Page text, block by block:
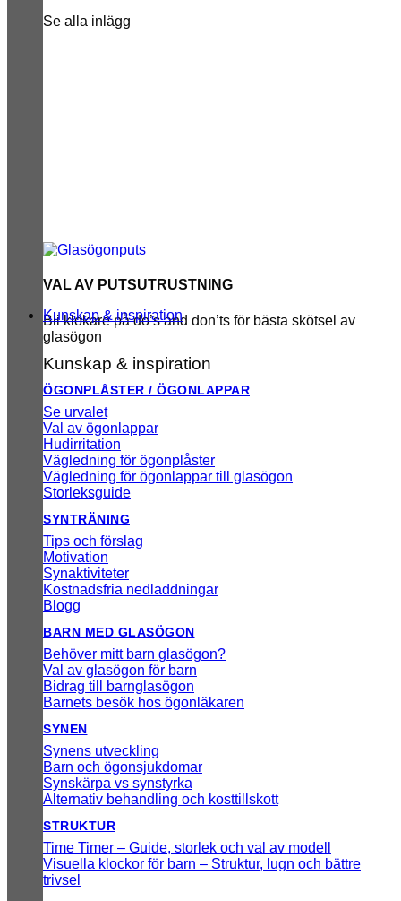
Se alla inlägg
VAL AV PUTSUTRUSTNING
Bli klokare på do’s and don’ts för bästa skötsel av
glasögon
Kunskap & inspiration
Kunskap & inspiration
ÖGONPLÅSTER / ÖGONLAPPAR
Se urvalet
Val av ögonlappar
Hudirritation
Vägledning för ögonplåster
Vägledning för ögonlappar till glasögon
Storleksguide
SYNTRÄNING
Tips och förslag
Motivation
Synaktiviteter
Kostnadsfria nedladdningar
Blogg
BARN MED GLASÖGON
Behöver mitt barn glasögon?
Val av glasögon för barn
Bidrag till barnglasögon
Barnets besök hos ögonläkaren
SYNEN
Synens utveckling
Barn och ögonsjukdomar
Synskärpa vs synstyrka
Alternativ behandling och kosttillskott
STRUKTUR
Time Timer – Guide, storlek och val av modell
Visuella klockor för barn – Struktur, lugn och bättre
trivsel